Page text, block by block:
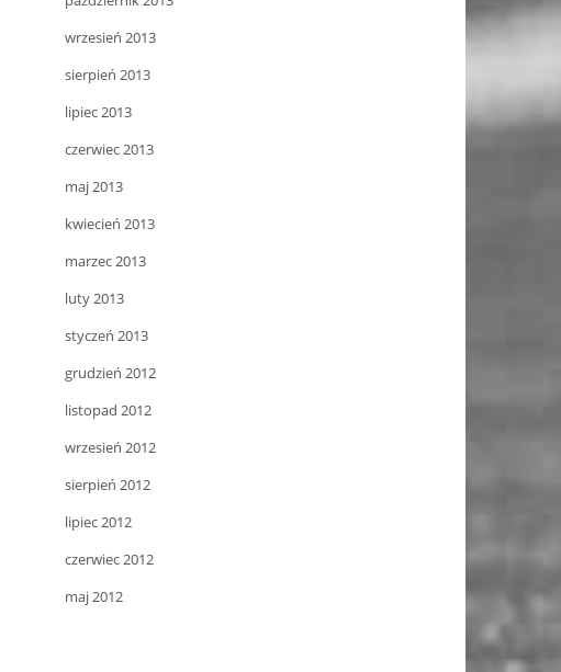
wrzesień 2013
sierpień 2013
lipiec 2013
czerwiec 2013
maj 2013
kwiecień 2013
marzec 2013
luty 2013
styczeń 2013
grudzień 2012
listopad 2012
wrzesień 2012
sierpień 2012
lipiec 2012
czerwiec 2012
maj 2012